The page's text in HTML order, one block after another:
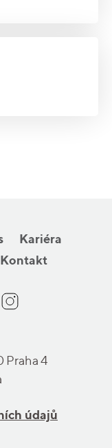
Kariéra
Kontakt
Praha 4
údajů